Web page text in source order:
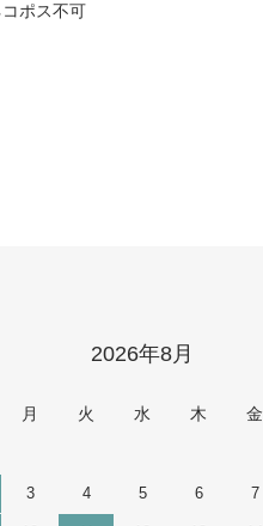
ポス不可
2026年8月
月 火 水 木 金
3 4 5 6 7